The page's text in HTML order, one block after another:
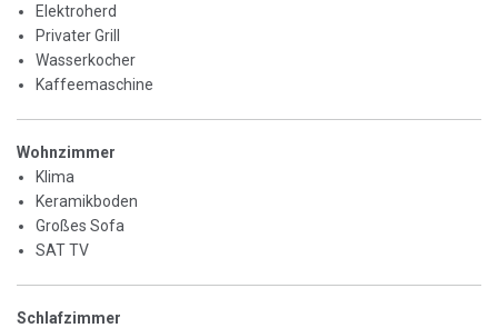
Elektroherd
Privater Grill
Wasserkocher
Kaffeemaschine
Wohnzimmer
Klima
Keramikboden
Großes Sofa
SAT TV
Schlafzimmer